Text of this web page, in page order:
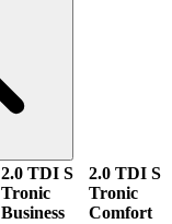
2.0 TDI S
Tronic
Business
2.0 TDI S
Tronic
Comfort